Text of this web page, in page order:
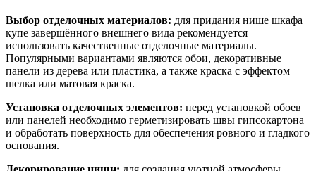
Выбор отделочных материалов: для придания нише шкафа
купе завершённого внешнего вида рекомендуется
использовать качественные отделочные материалы.
Популярными вариантами являются обои, декоративные
панели из дерева или пластика, а также краска с эффектом
шелка или матовая краска.
Установка отделочных элементов: перед установкой обоев
или панелей необходимо герметизировать швы гипсокартона
и обработать поверхность для обеспечения ровного и гладкого
основания.